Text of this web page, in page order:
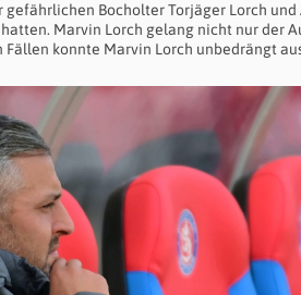
gefährlichen Bocholter Torjäger Lorch
Marvin Lorch gelang nicht nur der
Fällen konnte Marvin Lorch unbedrängt